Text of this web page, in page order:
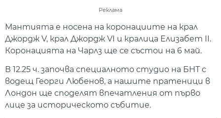
Реклама
Мантията е носена на коронациите на крал
Джордж V, крал Джордж VI и кралица Елизабет II.
Коронацията на Чарлз ще се състои на 6 май.
В 12.25 ч. започва специалното студио на БНТ с
водещ Георги Любенов, а нашите пратеници в
Лондон ще споделят впечатления от първо
лице за историческото събитие.